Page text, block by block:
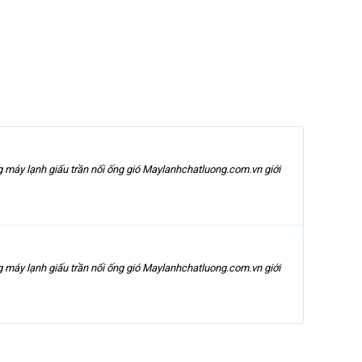
lạnh giấu trần nối ống gió Maylanhchatluong.com.vn giới
lạnh giấu trần nối ống gió Maylanhchatluong.com.vn giới